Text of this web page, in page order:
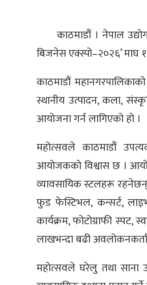
काठमाडौं । नेपाल
बिजनेस एक्स्पो–२०२६’
काठमाडौं
स्थानीय उत्पादन, कला,
आयोजना गर्न लागिएको हो ।
महोत्सवले काठमाडौं
आयोजकको विश्वास छ ।
व्यावसायिक स्टलहरू रहनेछन् ।
फुड फेस्टिभल, कन्सर्ट,
कार्यक्रम, फोटोग्राफी
लाखभन्दा बढी
महोत्सवले घरेलु तथा साना